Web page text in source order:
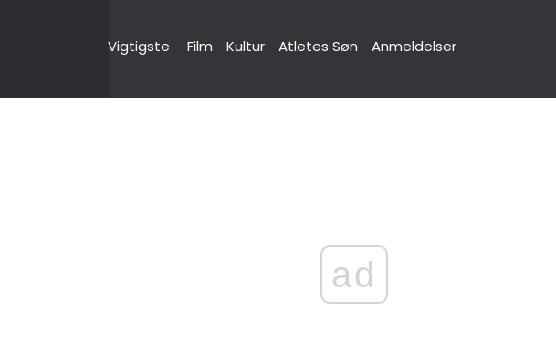
Vigtigste Film Kultur Atletes Søn Anmeldelser
ad